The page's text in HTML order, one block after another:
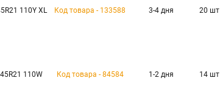
110Y XL Код товара - 133588 3-4 дня 20 шт
110W Код товара - 84584 1-2 дня 14 шт